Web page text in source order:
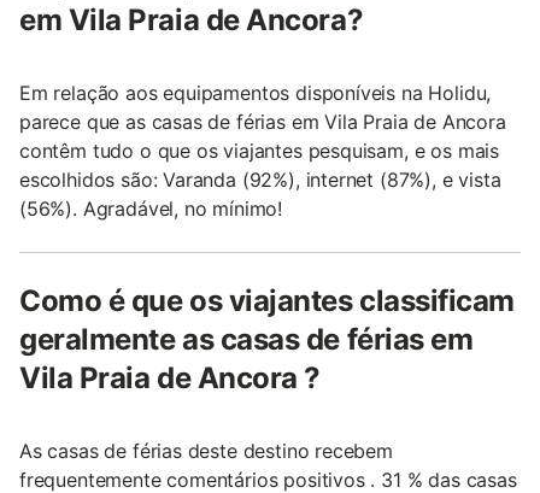
em Vila Praia de Ancora?
Em relação aos equipamentos disponíveis na Holidu,
parece que as casas de férias em Vila Praia de Ancora
contêm tudo o que os viajantes pesquisam, e os mais
escolhidos são: Varanda (92%), internet (87%), e vista
(56%). Agradável, no mínimo!
Como é que os viajantes classificam
geralmente as casas de férias em
Vila Praia de Ancora ?
As casas de férias deste destino recebem
frequentemente comentários positivos . 31 % das casas